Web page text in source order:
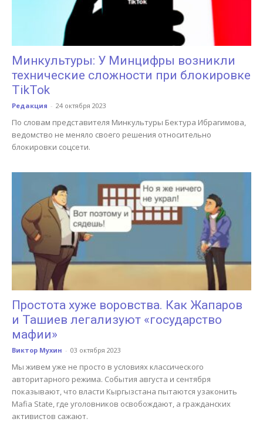
Минкультуры: У Минцифры возникли
технические сложности при блокировке
TikTok
Редакция - 24 октября 2023
По словам представителя Минкультуры Бектура Ибрагимова,
ведомство не меняло своего решения относительно
блокировки соцсети.
Простота хуже воровства. Как Жапаров
и Ташиев легализуют «государство
мафии»
Виктор Мухин - 03 октября 2023
Мы живем уже не просто в условиях классического
авторитарного режима. События августа и сентября
показывают, что власти Кыргызстана пытаются узаконить
Mafia State, где уголовников освобождают, а гражданских
активистов сажают.